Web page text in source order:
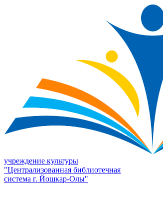
учреждение культуры
"Централизованная библиотечная
система г. Йошкар-Олы"